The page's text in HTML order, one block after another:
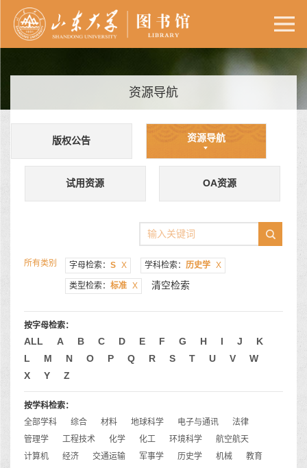
资源导航
版权公告 资源导航
试用资源 OA资源
所有类别 字母检索： S X 学科检索： 历史学 X
类型检索： 标准 X 清空检索
按字母检索：
ALL A B C D E F G H I J
K
L
M N O P Q R S T U V
W
X
Y Z
按学科检索：
全部学科
综合 材料 地球科学 电子与通讯
法律
管理学
工程技术 化学 化工 环境科学
航空航天
计算机
经济 交通运输 军事学 历史学 机械
教育